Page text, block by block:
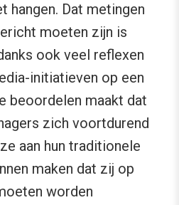
hangen. Dat metingen
moeten zijn is
ook veel reflexen
initiatieven op een
beoordelen maakt dat
zich voortdurend
aan hun traditionele
maken dat zij op
worden